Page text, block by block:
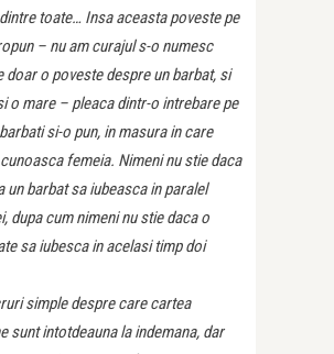
toate… Insa aceasta poveste pe
– nu am curajul s-o numesc
doar o poveste despre un barbat, si
o mare – pleaca dintr-o intrebare pe
si-o pun, in masura in care
femeia. Nimeni nu stie daca
un barbat sa iubeasca in paralel
dupa cum nimeni nu stie daca o
sa iubesca in acelasi timp doi
simple despre care cartea
sunt intotdeauna la indemana, dar